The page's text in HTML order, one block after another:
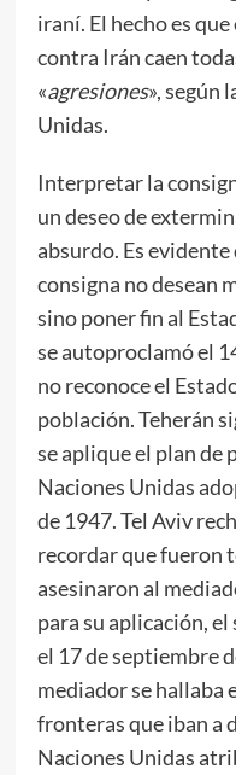
iraní. El hecho es
contra Irán caen
«agresiones», según
Unidas.
Interpretar la
un deseo de
absurdo. Es
consigna no desean
sino poner fin al
se autoproclamó el
no reconoce el
población. Teherán
se aplique el plan de
Naciones Unidas
de 1947. Tel Aviv
recordar que fueron
asesinaron al
para su aplicación,
el 17 de septiembre
mediador se hallaba
fronteras que iban a
Naciones Unidas